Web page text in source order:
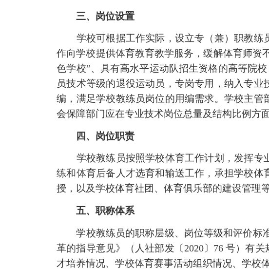
三、岗位设置
学校可根据工作实际，设立专（兼）职教练
作向学校提供体育教育教学服务，缓解体育师资
色学校”、具有高水平运动队招生资格的高等院
员技术等级的退役运动员，专岗专用，纳入专
编，满足学校教练员岗位的用编需求。学校主
会保障部门应在专业技术岗位总量及结构比例方
四、岗位职责
学校教练员按照学校体育工作计划，发挥专
练和体育后备人才选育和输送工作，承担学校
授，以及学校体育社团、体育俱乐部的建设管理
五、职称体系
学校教练员的职称层级、岗位等级和评价标
革的指导意见》（人社部发〔2020〕76 号）有
才培养情况、学校体育赛事活动组织情况、学